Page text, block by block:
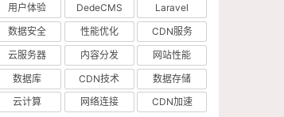
用户体验
DedeCMS
Laravel
数据安全
性能优化
CDN服务
云服务器
内容分发
网站性能
数据库
CDN技术
数据存储
云计算
网络连接 CDN加速